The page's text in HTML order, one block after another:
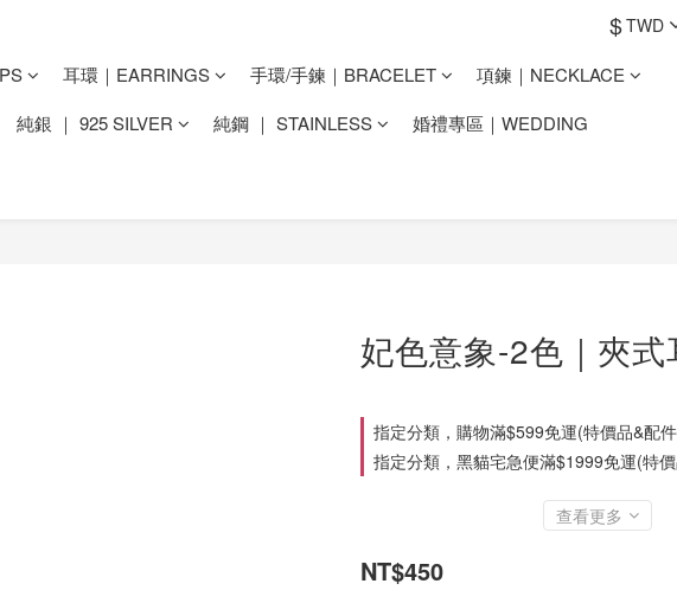
$TWD
耳環｜EARRINGS 手環/手鍊｜BRACELET
項鍊｜NECKLACE
純銀 ｜ 925 SILVER
純鋼 ｜ STAINLESS 婚禮專區｜WEDDING
妃色意象-2色｜夾式
指定分類，購物滿$599免運(特價品&配
指定分類，黑貓宅急便滿$1999免運(特
查看更多
NT$450